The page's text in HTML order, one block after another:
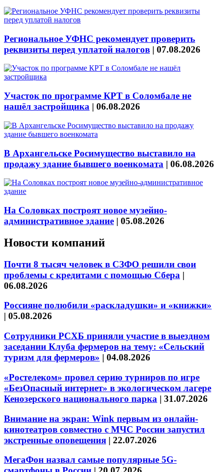
Региональное УФНС рекомендует проверить
реквизиты перед уплатой налогов | 07.08.2026
Участок по программе КРТ в Соломбале не
нашёл застройщика | 06.08.2026
В Архангельске Росимущество выставило на
продажу здание бывшего военкомата | 06.08.2026
На Соловках построят новое музейно-
административное здание | 05.08.2026
Новости компаний
Почти 8 тысяч человек в СЗФО решили свои
проблемы с кредитами с помощью Сбера |
06.08.2026
Россияне полюбили «раскладушки» и «книжки»
| 05.08.2026
Сотрудники РСХБ приняли участие в выездном
заседании Клуба фермеров на тему: «Сельский
туризм для фермеров» | 04.08.2026
«Ростелеком» провел серию турниров по игре
«БезОпасный интернет» в экологическом лагере
Кенозерского национального парка | 31.07.2026
Внимание на экран: Wink первым из онлайн-
кинотеатров совместно с МЧС России запустил
экстренные оповещения | 22.07.2026
МегаФон назвал самые популярные 5G-